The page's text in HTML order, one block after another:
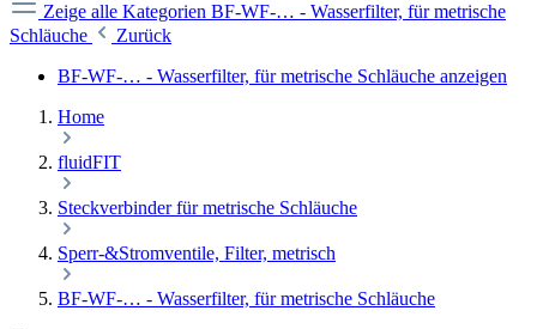
Zeige alle Kategorien BF-WF-… - Wasserfilter, für metrische
Schläuche
Zurück
BF-WF-… - Wasserfilter, für metrische Schläuche anzeigen
Home
fluidFIT
Steckverbinder für metrische Schläuche
Sperr-&Stromventile, Filter, metrisch
BF-WF-… - Wasserfilter, für metrische Schläuche